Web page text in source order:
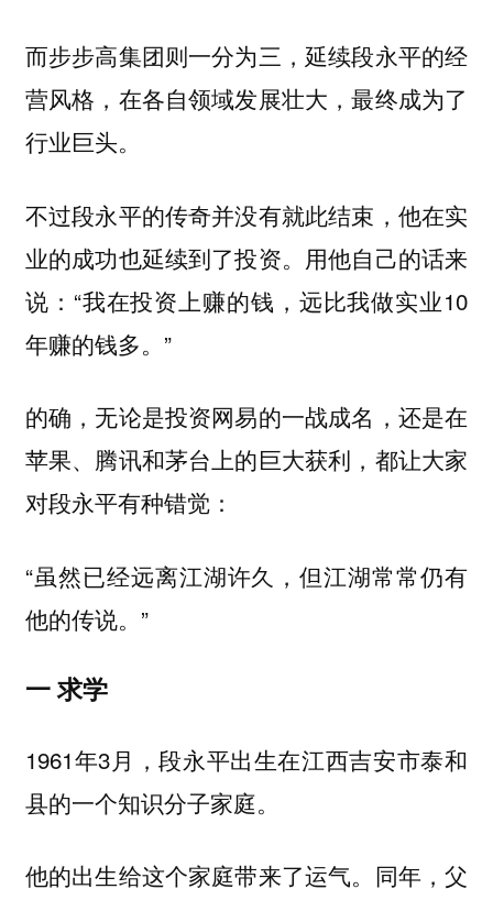
而步步高集团则一分为三，延续段永平的经
营风格，在各自领域发展壮大，最终成为了
行业巨头。
不过段永平的传奇并没有就此结束，他在实
业的成功也延续到了投资。用他自己的话来
说：“我在投资上赚的钱，远比我做实业10
年赚的钱多。”
的确，无论是投资网易的一战成名，还是在
苹果、腾讯和茅台上的巨大获利，都让大家
对段永平有种错觉：
“虽然已经远离江湖许久，但江湖常常仍有
他的传说。”
一 求学
1961年3月，段永平出生在江西吉安市泰和
县的一个知识分子家庭。
他的出生给这个家庭带来了运气。同年，父